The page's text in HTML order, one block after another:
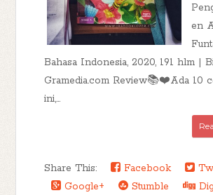
en
Bahasa Indonesia, 2020, 191 hlm |
Gramedia.com Review📚❤️Ada 10
ini,...
Share This: Facebook
Google+
Stumble